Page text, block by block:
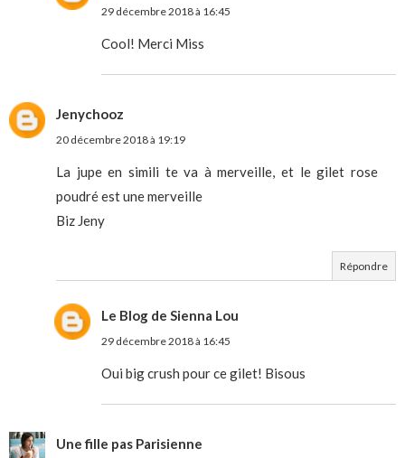
29 décembre 2018 à 16:45
Cool! Merci Miss
Jenychooz
20 décembre 2018 à 19:19
La jupe en simili te va à merveille, et le gilet rose
poudré est une merveille
Biz Jeny
Répondre
Le Blog de Sienna Lou
29 décembre 2018 à 16:45
Oui big crush pour ce gilet! Bisous
Une fille pas Parisienne